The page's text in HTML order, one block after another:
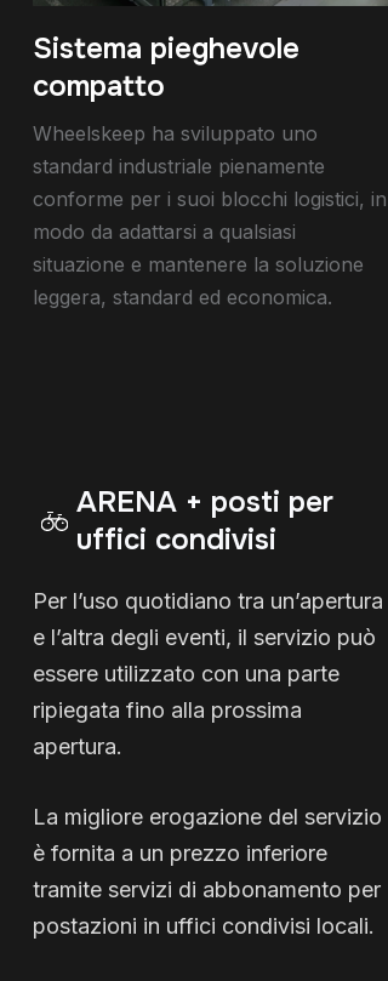
Sistema pieghevole
compatto
Wheelskeep ha sviluppato uno
standard industriale pienamente
conforme per i suoi blocchi logistici, in
modo da adattarsi a qualsiasi
situazione e mantenere la soluzione
leggera, standard ed economica.
ARENA + posti per
uffici condivisi
Per l’uso quotidiano tra un’apertura
e l’altra degli eventi, il servizio può
essere utilizzato con una parte
ripiegata fino alla prossima
apertura.
La migliore erogazione del servizio
è fornita a un prezzo inferiore
tramite servizi di abbonamento per
postazioni in uffici condivisi locali.